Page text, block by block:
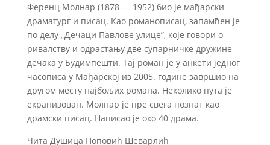
Ференц Молнар (1878 — 1952) био је мађарски
драматург и писац. Као романописац, запамћен је
по делу „Дечаци Павлове улице”, које говори о
ривалству и одрастању две супарничке дружине
дечака у Будимпешти. Тај роман је у анкети једног
часописа у Мађарској из 2005. године завршио на
другом месту најбољих романа. Неколико пута је
екранизован. Молнар је пре свега познат као
драмски писац. Написао је око 40 драма.
Чита Душица Поповић Шеварлић